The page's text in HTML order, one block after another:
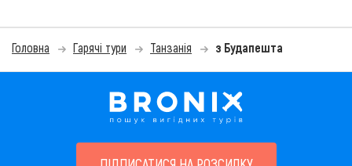
Головна Гарячі тури Танзанія з Будапешта